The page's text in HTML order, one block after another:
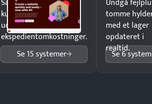
kunder i hele landet
uden
ekspedientomkostninger.
Se 15 systemer
tomme
med et lager
opdateret i
realtid.
Se 6